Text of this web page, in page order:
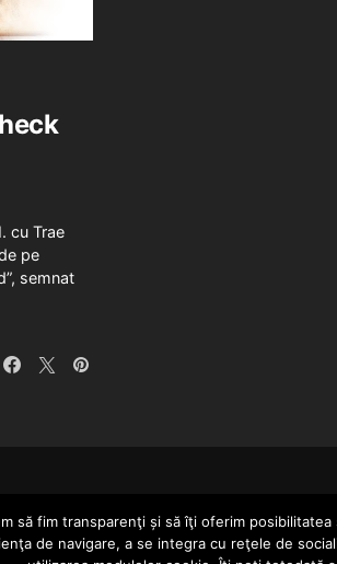
cu Trae
pe
semnat
să fim transparenţi și să îţi oferim
de navigare, a se integra cu reţele de